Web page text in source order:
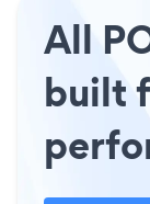
All
built